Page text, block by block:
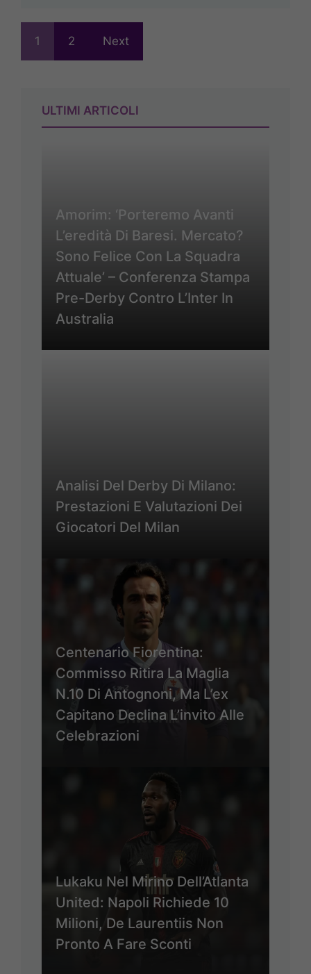
1 2 Next
ULTIMI ARTICOLI
Amorim: ‘Porteremo Avanti
L’eredità Di Baresi. Mercato?
Sono Felice Con La Squadra
Attuale’ – Conferenza Stampa
Pre-Derby Contro L’Inter In
Australia
Analisi Del Derby Di Milano:
Prestazioni E Valutazioni Dei
Giocatori Del Milan
Centenario Fiorentina:
Commisso Ritira La Maglia
N.10 Di Antognoni, Ma L’ex
Capitano Declina L’invito Alle
Celebrazioni
Lukaku Nel Mirino Dell’Atlanta
United: Napoli Richiede 10
Milioni, De Laurentiis Non
Pronto A Fare Sconti